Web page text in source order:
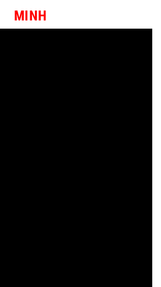
MINH